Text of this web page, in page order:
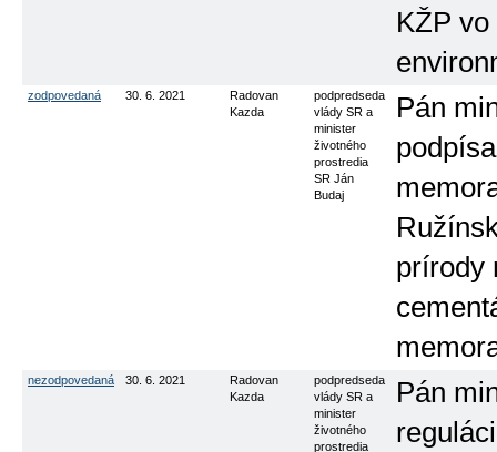
KŽP
zodpovedaná 30. 6. 2021
Radovan
Kazda
podpredseda
vlády SR a
minister
životného
prostredia
SR Ján
Budaj
Pán
prírody
nezodpovedaná 30. 6. 2021
Radovan
Kazda
podpredseda
vlády SR a
minister
životného
prostredia
Pán